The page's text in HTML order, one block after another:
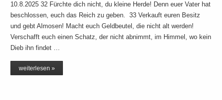
10.8.2025 32 Fürchte dich nicht, du kleine Herde! Denn euer Vater hat
beschlossen, euch das Reich zu geben. 33 Verkauft euren Besitz
und gebt Almosen! Macht euch Geldbeutel, die nicht alt werden!
Verschafft euch einen Schatz, der nicht abnimmt, im Himmel, wo kein
Dieb ihn findet …
weiterlesen »